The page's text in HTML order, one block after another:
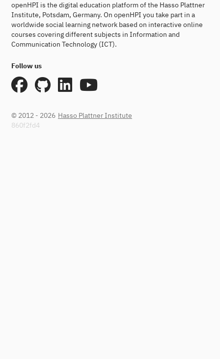
openHPI is the digital education platform of the Hasso Plattner
Institute, Potsdam, Germany. On openHPI you take part in a
worldwide social learning network based on interactive online
courses covering different subjects in Information and
Communication Technology (ICT).
Follow us
© 2012 - 2026 Hasso Plattner Institute
860f2fd4